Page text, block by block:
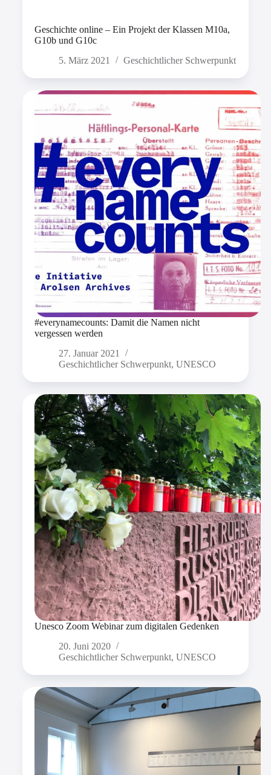
Geschichte online – Ein Projekt der Klassen M10a,
G10b und G10c
5. März 2021
Geschichtlicher Schwerpunkt
#everynamecounts: Damit die Namen nicht
vergessen werden
27. Januar 2021
Geschichtlicher Schwerpunkt, UNESCO
Unesco Zoom Webinar zum digitalen Gedenken
20. Juni 2020
Geschichtlicher Schwerpunkt, UNESCO